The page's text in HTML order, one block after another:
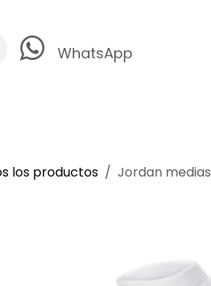
WhatsApp
los productos Jordan medias